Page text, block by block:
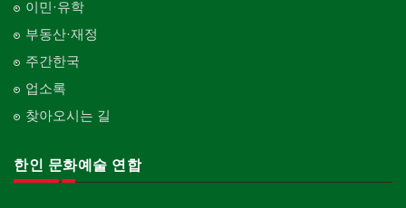
Carpet Cleaning
판촉물
gifts for events
프랜차이즈
Franchise
Piano Tuning/Sale
Wall Paper/Paint
가라지/그라지/차고
Garage Door
건축 엔지니어
Engineering
Architectural Designer
피트니스/헬스
Fitness
산후조리서비스
동창회-대학교
Alumni University
동창회-중·고등학교
Alumni Middle·High School
단체-협회
단체-스포츠
Organization-Sports
이민·유학
부동산·재정
주간한국
업소록
찾아오시는 길
한인 문화예술 연합